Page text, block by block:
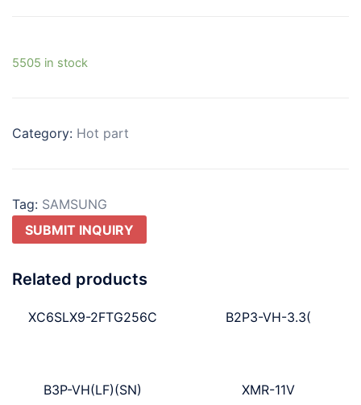
5505 in stock
Category: Hot part
Tag: SAMSUNG
SUBMIT INQUIRY
Related products
XC6SLX9-2FTG256C B2P3-VH-3.3(
B3P-VH(LF)(SN) XMR-11V